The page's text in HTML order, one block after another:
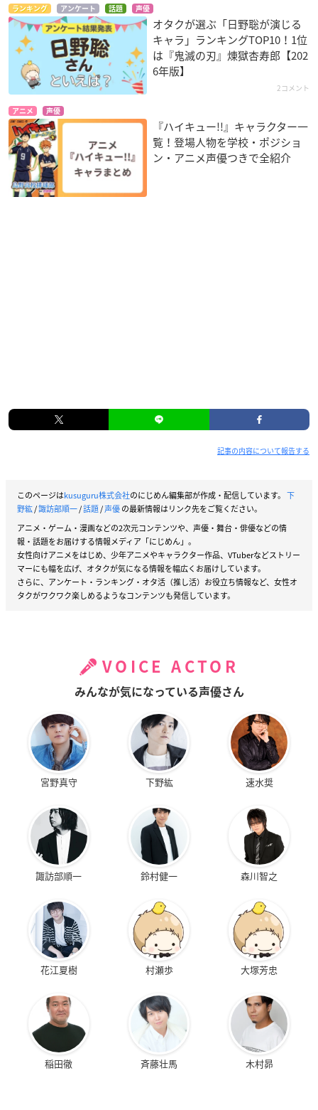
ランキング アンケート 話題 声優
オタクが選ぶ「日野聡が演じる
キャラ」ランキングTOP10！1位
は『鬼滅の刃』煉󠄁獄杏寿郎【202
6年版】
2コメント
アニメ 声優
『ハイキュー!!』キャラクター一
覧！登場人物を学校・ポジショ
ン・アニメ声優つきで全紹介
記事の内容について報告する
このページはkusuguru株式会社のにじめん編集部が作成・配信しています。 下
野紘/諏訪部順一/話題/声優の最新情報はリンク先をご覧ください。
アニメ・ゲーム・漫画などの2次元コンテンツや、声優・舞台・俳優などの情
報・話題をお届けする情報メディア「にじめん」。
女性向けアニメをはじめ、少年アニメやキャラクター作品、VTuberなどストリー
マーにも幅を広げ、オタクが気になる情報を幅広くお届けしています。
さらに、アンケート・ランキング・オタ活（推し活）お役立ち情報など、女性オ
タクがワクワク楽しめるようなコンテンツも発信しています。
VOICE ACTOR
みんなが気になっている声優さん
宮野真守 下野紘 速水奨
諏訪部順一 鈴村健一 森川智之
花江夏樹 村瀬歩 大塚芳忠
稲田徹 斉藤壮馬 木村昴